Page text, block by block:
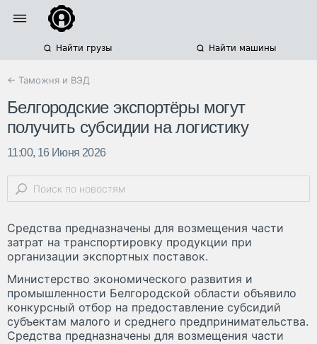
Найти грузы Найти машины
← Таможня и ВЭД
Белгородские экспортёры могут
получить субсидии на логистику
11:00, 16 Июня 2026
Средства предназначены для возмещения части
затрат на транспортировку продукции при
организации экспортных поставок.
Министерство экономического развития и
промышленности Белгородской области объявило
конкурсный отбор на предоставление субсидий
субъектам малого и среднего предпринимательства.
Средства предназначены для возмещения части